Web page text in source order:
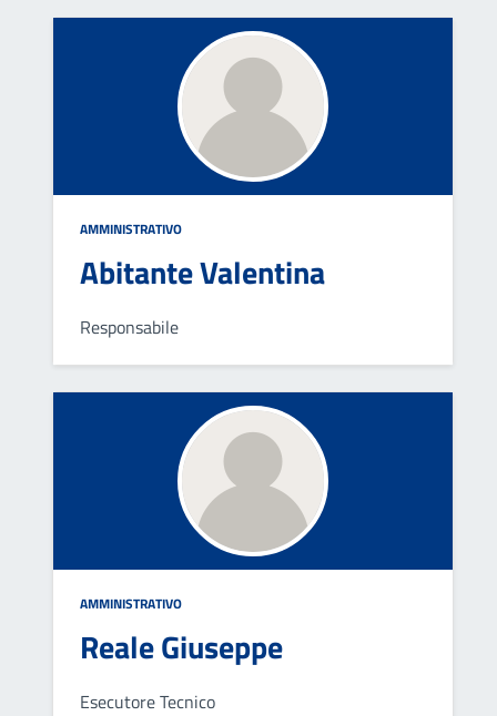
AMMINISTRATIVO
Abitante Valentina
Responsabile
AMMINISTRATIVO
Reale Giuseppe
Esecutore Tecnico